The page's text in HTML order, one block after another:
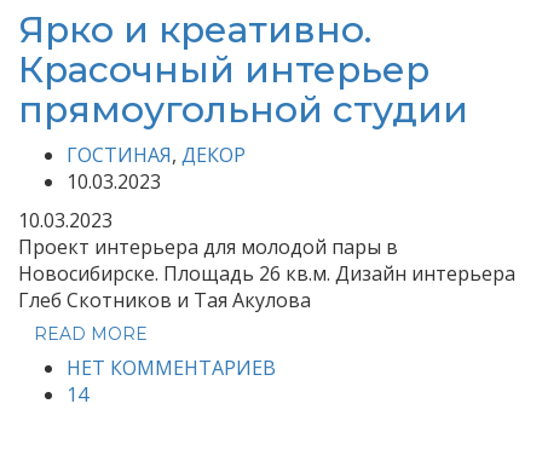
Ярко и креативно.
Красочный интерьер
прямоугольной студии
ГОСТИНАЯ, ДЕКОР
10.03.2023
10.03.2023
Проект интерьера для молодой пары в
Новосибирске. Площадь 26 кв.м. Дизайн интерьера
Глеб Скотников и Тая Акулова
READ MORE
НЕТ КОММЕНТАРИЕВ
14